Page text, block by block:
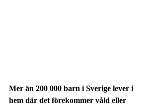
Mer än 200 000 barn i Sverige lever i
hem där det förekommer våld eller